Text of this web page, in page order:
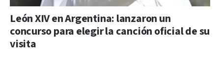
León XIV en Argentina: lanzaron un
concurso para elegir la canción oficial de su
visita